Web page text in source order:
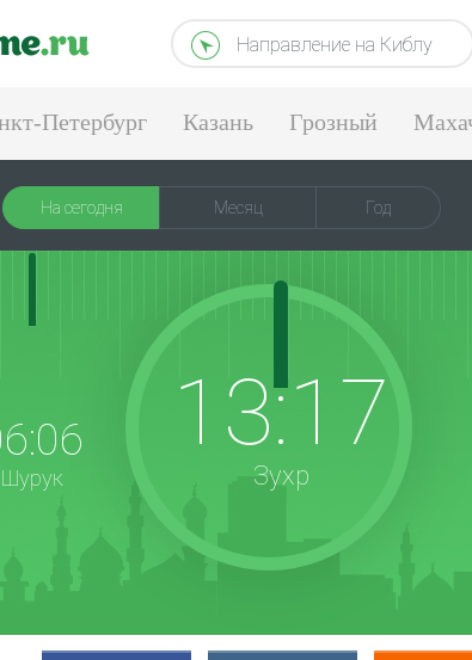
Направление на Киблу
Петербург Казань Грозный
На сегодня Месяц Год
Шурук
13:17
Зухр